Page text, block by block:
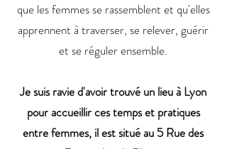
que les femmes se rassemblent et qu'elles
apprennent à traverser, se relever, guérir
et se réguler ensemble.
Je suis ravie d'avoir trouvé un lieu à Lyon
pour accueillir ces temps et pratiques
entre femmes, il est situé au 5 Rue des